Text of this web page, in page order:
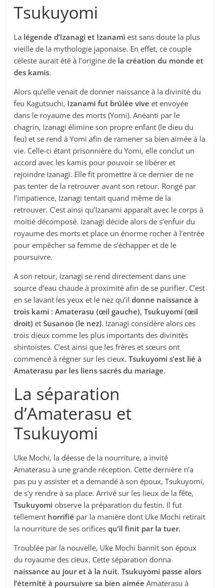
Tsukuyomi
La légende d’Izanagi et Izanami est sans doute la plus
vieille de la mythologie japonaise. En effet, ce couple
céleste aurait été à l’origine de la création du monde et
des kamis.
Alors qu’elle venait de donner naissance à la divinité du
feu Kagutsuchi, Izanami fut brûlée vive et envoyée
dans le royaume des morts (Yomi). Anéanti par le
chagrin, Izanagi élimine son propre enfant (le dieu du
feu) et se rend à Yomi afin de ramener sa bien aimée à la
vie. Celle-ci étant prisonnière du Yomi, elle conclut un
accord avec les kamis pour pouvoir se libérer et
rejoindre Izanagi. Elle fit promettre à ce dernier de ne
pas tenter de la retrouver avant son retour. Rongé par
l’impatience, Izanagi tentait quand même de la
retrouver. C’est ainsi qu’Izanami apparaît avec le corps à
moitié décomposé. Izanagi décide alors de s’enfuir du
royaume des morts et place un énorme rocher à l’entrée
pour empêcher sa femme de s’échapper et de le
poursuivre.
A son retour, Izanagi se rend directement dans une
source d’eau chaude à proximité afin de se purifier. C’est
en se lavant les yeux et le nez qu’ildonne naissance à
trois kami :Amaterasu (œil gauche), Tsukuyomi (œil
droit) etSusanoo (le nez). Izanagi considère alors ces
trois dieux comme les plus importants des divinités
shintoïstes. C’est ainsi que les frères et sœurs ont
commencé à régner sur les cieux.Tsukuyomi s’est lié à
Amaterasu par les liens sacrés du mariage.
La séparation
d’Amaterasu et
Tsukuyomi
Uke Mochi, la déesse de la nourriture, a invité
Amaterasu à une grande réception. Cette dernière n’a
pas pu y assister et a demandé à son époux, Tsukuyomi,
de s’y rendre à sa place. Arrivé sur les lieux de la fête,
Tsukuyomi observe la préparation du festin. Il fut
tellement horrifié par la manière dont Uke Mochi retirait
la nourriture de ses orificesqu’il finit par la tuer.
Troublée par la nouvelle, Uke Mochi bannit son époux
du royaume des cieux. Cette séparation donna
naissance au jour et à la nuit.Tsukuyomi passe alors
l’éternité à poursuivre sa bien aimée Amaterasu à